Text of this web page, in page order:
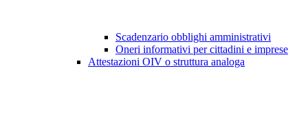
Scadenzario obblighi amministrativi
Oneri informativi per cittadini e imprese
Attestazioni OIV o struttura analoga